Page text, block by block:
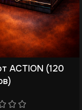
ACTION (120